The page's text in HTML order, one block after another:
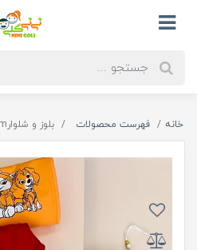
خانه فهرست محصولات بلوز و شلوارpow some team کد ۱۸۷۵